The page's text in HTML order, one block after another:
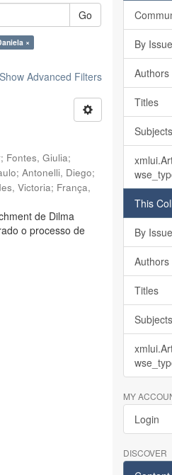
Go
×
Show Advanced Filters
; Fontes, Giulia;
;Antonelli, Diego;
Victoria; França,
de Dilma
o processo de
By
Authors
Titles
Subjects
This
By
Authors
Titles
Subjects
MY
Login
DISCOVER